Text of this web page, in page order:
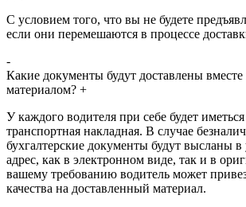
С условием того, что вы не будете
если они перемешаются в процессе
-
Какие документы будут доставлены
материалом? +
У каждого водителя при себе будет
транспортная накладная. В случае
бухгалтерские документы будут высланы
адрес, как в электронном виде, так и в
вашему требованию водитель может
качества на доставленный материал.